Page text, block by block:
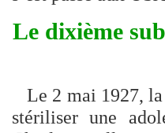
Le dixième
Le 2 mai 1927,
stériliser une